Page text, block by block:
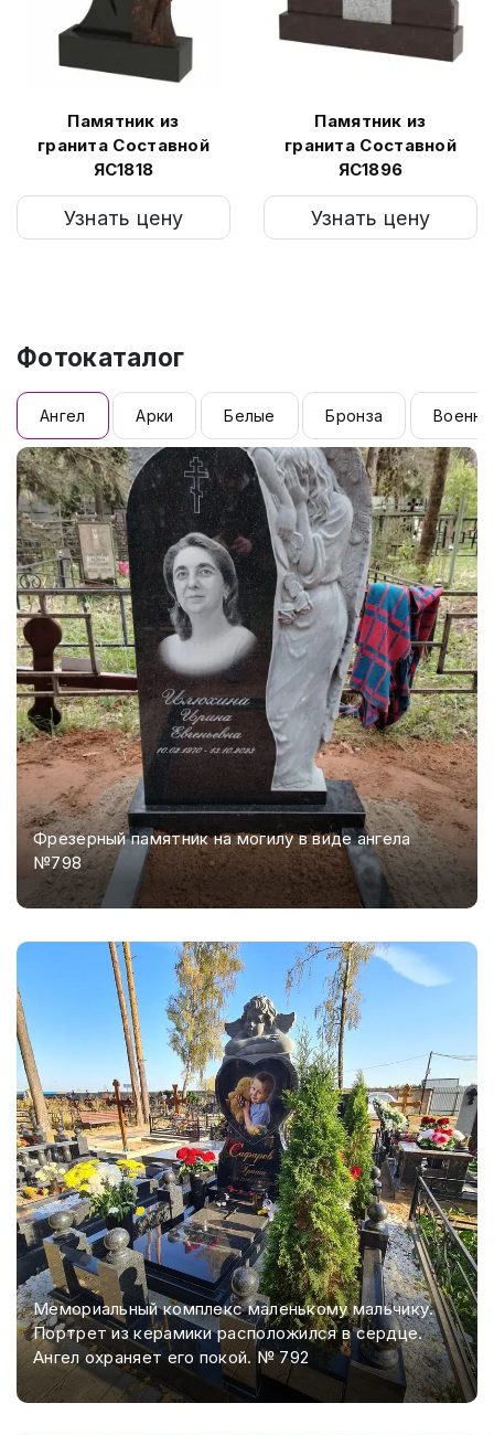
Памятник из
гранита Составной
ЯС1818
Узнать цену
Памятник из
гранита Составной
ЯС1896
Узнать цену
Фотокаталог
Ангел Арки Белые Бронза
Фрезерный памятник на могилу в виде ангела
№798
Мемориальный комплекс маленькому мальчику.
Портрет из керамики расположился в сердце.
Ангел охраняет его покой. № 792